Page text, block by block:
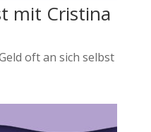
mit Cristina
oft an sich selbst